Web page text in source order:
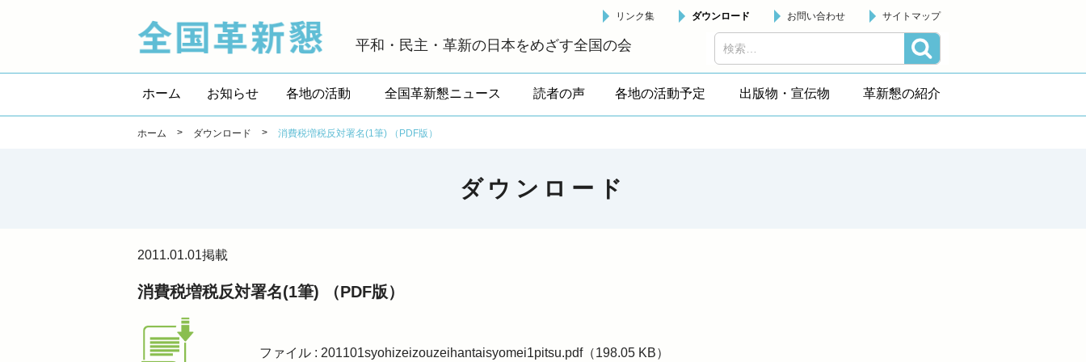
平和・民主・革新の日本をめざす全国の会
リンク集 ダウンロード お問い合わせ サイトマップ
ホーム お知らせ 各地の活動 全国革新懇ニュース 読者の声 各地の活動予定 出版物・宣伝物 革新懇の紹介
ホーム > ダウンロード > 消費税増税反対署名(1筆) （PDF版）
ダウンロード
2011.01.01掲載
消費税増税反対署名(1筆) （PDF版）
ファイル : 201101syohizeizouzeihantaisyomei1pitsu.pdf（198.05 KB）